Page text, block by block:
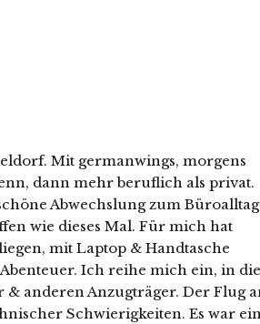
Mit germanwings, morgens
dann mehr beruflich als privat.
Abwechslung zum
wie dieses Mal. Für mich hat
mit Laptop & Handtasche
Ich reihe mich ein, in die
anderen Anzugträger. Der Flug
Schwierigkeiten. Es war